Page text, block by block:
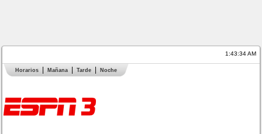
1:43:34 AM
Horarios Mañana Tarde Noche